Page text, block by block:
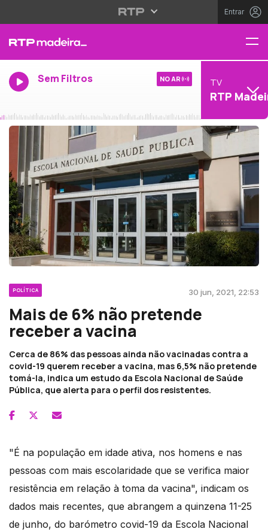
Entrar
Sem Filtros NO AR TV
RTP
POLÍTICA 30 jun, 2021, 22:53
Mais de 6% não pretende
receber a vacina
Cerca de 86% das pessoas ainda não vacinadas contra a
covid-19 querem receber a vacina, mas 6,5% não pretende
tomá-la, indica um estudo da Escola Nacional de Saúde
Pública, que alerta para o perfil dos resistentes.
"É na população em idade ativa, nos homens e nas
pessoas com mais escolaridade que se verifica maior
resistência em relação à toma da vacina", indicam os
dados mais recentes, que abrangem a quinzena 11-25
de junho, do barómetro covid-19 da Escola Nacional